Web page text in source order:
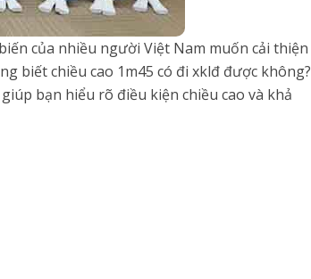
của nhiều người Việt Nam muốn cải thiện
biết chiều cao 1m45 có đi xklđ được không?
bạn hiểu rõ điều kiện chiều cao và khả